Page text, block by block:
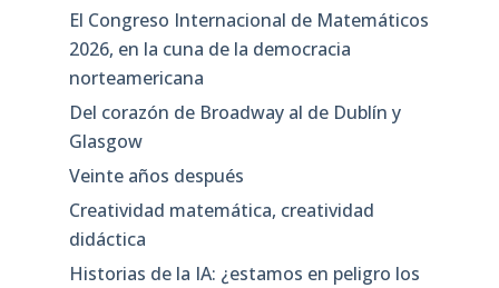
El Congreso Internacional de Matemáticos
2026, en la cuna de la democracia
norteamericana
Del corazón de Broadway al de Dublín y
Glasgow
Veinte años después
Creatividad matemática, creatividad
didáctica
Historias de la IA: ¿estamos en peligro los